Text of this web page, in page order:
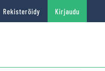
Rekisteröidy Kirjaudu